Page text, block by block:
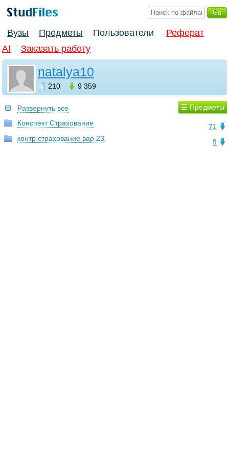
Вузы Предметы Пользователи
Реферат
AI
Заказать работу
natalya10
210 9 359
☰ Предметы
Развернуть все
71
Конспект Страхование
9
контр страхование вар 23